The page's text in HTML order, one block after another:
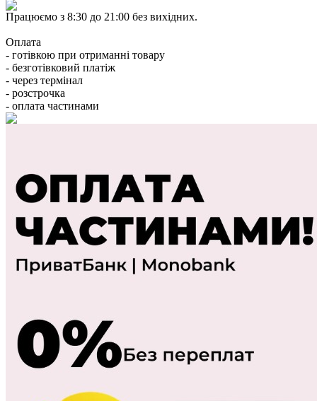
Працюємо з 8:30 до 21:00 без вихідних.
Оплата
- готівкою при отриманні товару
- безготівковий платіж
- через термінал
- розстрочка
- оплата частинами